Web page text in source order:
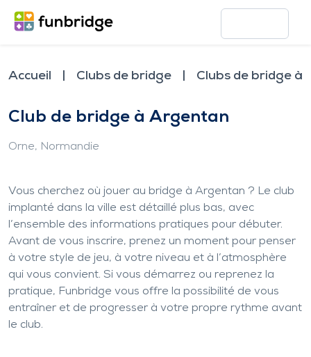
Accueil Clubs de bridge Clubs de bridge à
Club de bridge à Argentan
Orne, Normandie
Vous cherchez où jouer au bridge à Argentan ? Le club
implanté dans la ville est détaillé plus bas, avec
l’ensemble des informations pratiques pour débuter.
Avant de vous inscrire, prenez un moment pour penser
à votre style de jeu, à votre niveau et à l’atmosphère
qui vous convient. Si vous démarrez ou reprenez la
pratique, Funbridge vous offre la possibilité de vous
entraîner et de progresser à votre propre rythme avant
le club.